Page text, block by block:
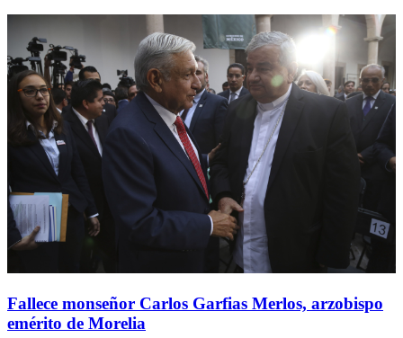
Fallece monseñor Carlos Garfias Merlos, arzobispo
emérito de Morelia